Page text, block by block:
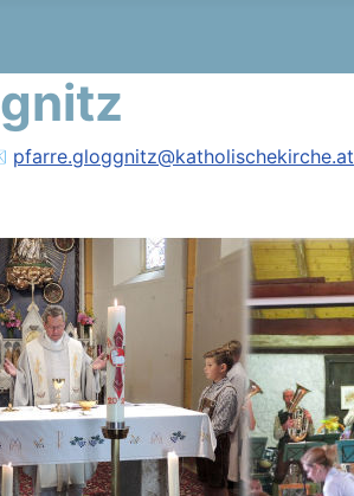
pfarre.gloggnitz@katholischekirche.at